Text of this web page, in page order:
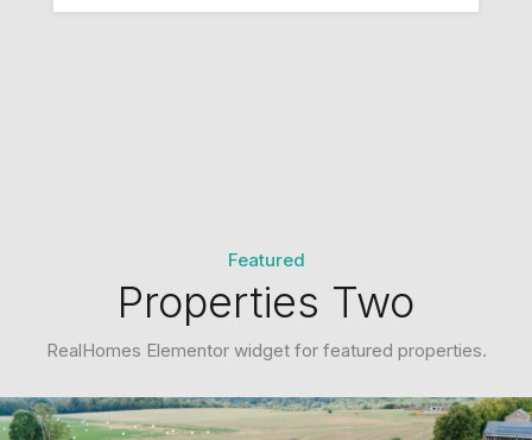
A vendre
Featured
Properties Two
RealHomes Elementor widget for featured properties.